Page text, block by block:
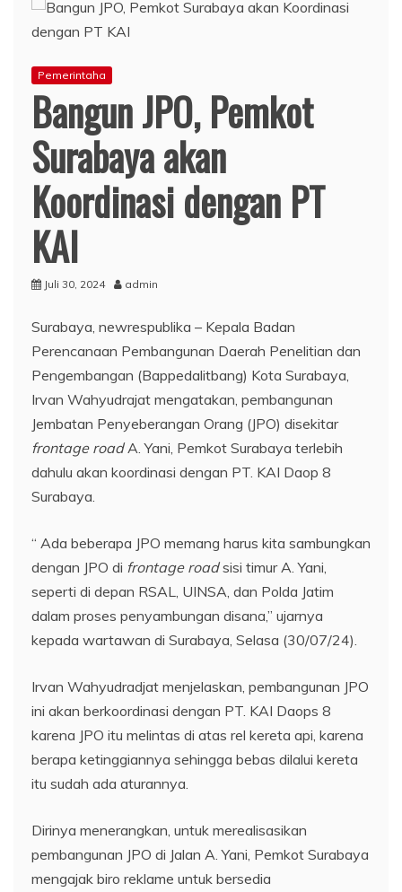
Pemerintaha
Bangun JPO, Pemkot
Surabaya akan
Koordinasi dengan PT
KAI
Juli 30, 2024 admin
Surabaya, newrespublika – Kepala Badan
Perencanaan Pembangunan Daerah Penelitian dan
Pengembangan (Bappedalitbang) Kota Surabaya,
Irvan Wahyudrajat mengatakan, pembangunan
Jembatan Penyeberangan Orang (JPO) disekitar
frontage roadA. Yani, Pemkot Surabaya terlebih
dahulu akan koordinasi dengan PT. KAI Daop 8
Surabaya.
“ Ada beberapa JPO memang harus kita sambungkan
dengan JPO di frontage roadsisi timur A. Yani,
seperti di depan RSAL, UINSA, dan Polda Jatim
dalam proses penyambungan disana,” ujarnya
kepada wartawan di Surabaya, Selasa (30/07/24).
Irvan Wahyudradjat menjelaskan, pembangunan JPO
ini akan berkoordinasi dengan PT. KAI Daops 8
karena JPO itu melintas di atas rel kereta api, karena
berapa ketinggiannya sehingga bebas dilalui kereta
itu sudah ada aturannya.
Dirinya menerangkan, untuk merealisasikan
pembangunan JPO di Jalan A. Yani, Pemkot Surabaya
mengajak biro reklame untuk bersedia